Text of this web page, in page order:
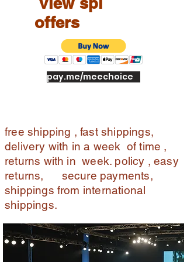
of
del
ive
ry.
R
S:
offers
pay.me/meechoice
free shipping , fast shippings,
delivery with in a week of time ,
returns with in week. policy , easy
returns, secure payments,
shippings from international
shippings.